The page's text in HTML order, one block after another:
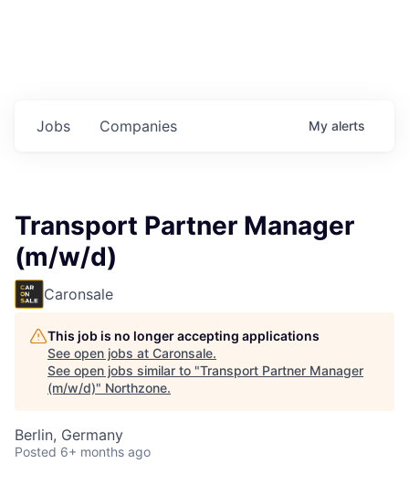
Jobs Companies My alerts
Transport Partner Manager
(m/w/d)
Caronsale
This job is no longer accepting applications
See open jobs at Caronsale.
See open jobs similar to "Transport Partner Manager
(m/w/d)" Northzone.
Berlin, Germany
Posted 6+ months ago